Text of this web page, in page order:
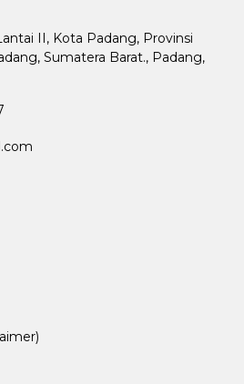
II, Kota Padang, Provinsi
Sumatera Barat., Padang,